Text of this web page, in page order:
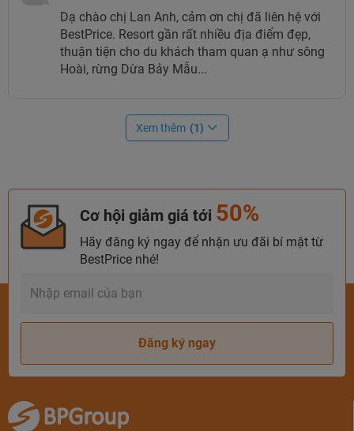
Dạ chào chị Lan Anh, cảm ơn chị đã liên hệ với
BestPrice. Resort gần rất nhiều địa điểm đẹp,
thuận tiện cho du khách tham quan ạ như sông
Hoài, rừng Dừa Bảy Mẫu...
Xem thêm (1)
Cơ hội giảm giá tới 50%
Hãy đăng ký ngay để nhận ưu đãi bí mật từ
BestPrice nhé!
Đăng ký ngay